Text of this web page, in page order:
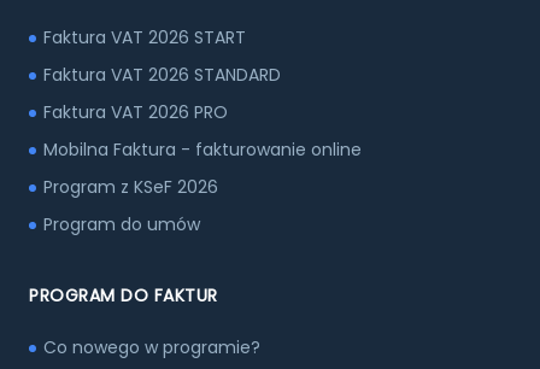
Faktura VAT 2026 START
Faktura VAT 2026 STANDARD
Faktura VAT 2026 PRO
Mobilna Faktura - fakturowanie online
Program z KSeF 2026
Program do umów
PROGRAM DO FAKTUR
Co nowego w programie?